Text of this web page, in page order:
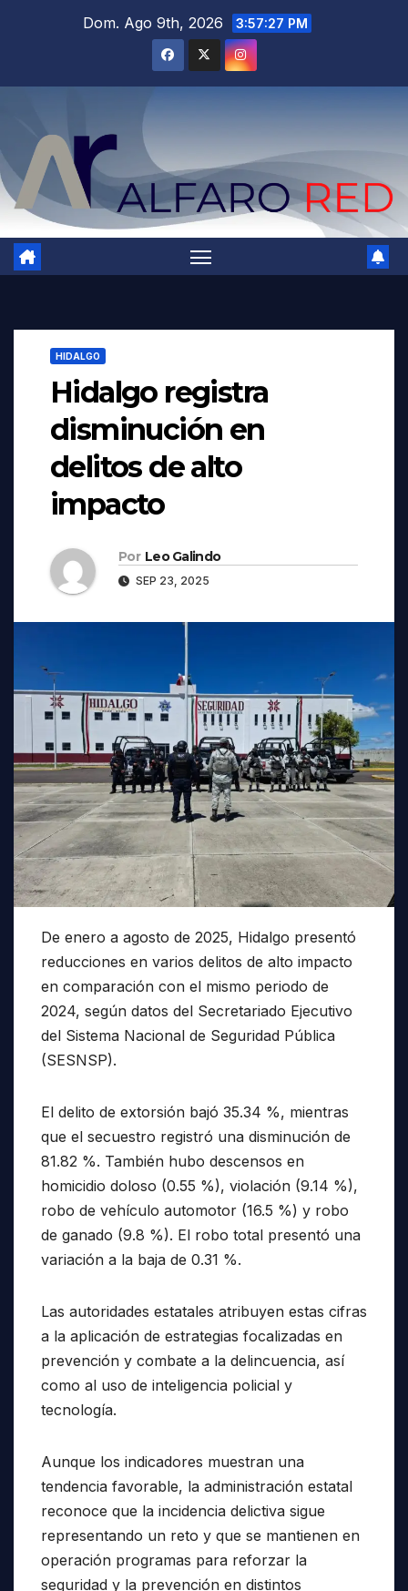
Dom. Ago 9th, 2026 3:57:29 PM
HIDALGO
Hidalgo registra
disminución en
delitos de alto
impacto
Por Leo Galindo
SEP 23, 2025
De enero a agosto de 2025, Hidalgo presentó
reducciones en varios delitos de alto impacto
en comparación con el mismo periodo de
2024, según datos del Secretariado Ejecutivo
del Sistema Nacional de Seguridad Pública
(SESNSP).
El delito de extorsión bajó 35.34 %, mientras
que el secuestro registró una disminución de
81.82 %. También hubo descensos en
homicidio doloso (0.55 %), violación (9.14 %),
robo de vehículo automotor (16.5 %) y robo
de ganado (9.8 %). El robo total presentó una
variación a la baja de 0.31 %.
Las autoridades estatales atribuyen estas cifras
a la aplicación de estrategias focalizadas en
prevención y combate a la delincuencia, así
como al uso de inteligencia policial y
tecnología.
Aunque los indicadores muestran una
tendencia favorable, la administración estatal
reconoce que la incidencia delictiva sigue
representando un reto y que se mantienen en
operación programas para reforzar la
seguridad y la prevención en distintos